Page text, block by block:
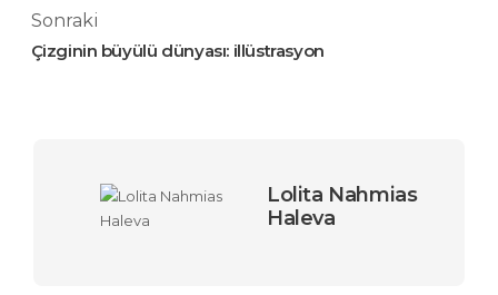
Sonraki
Çizginin büyülü dünyası: illüstrasyon
Lolita Nahmias
Haleva